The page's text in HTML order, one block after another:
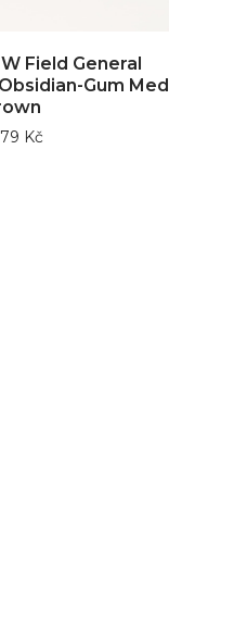
Field General
Gum Med
Kč